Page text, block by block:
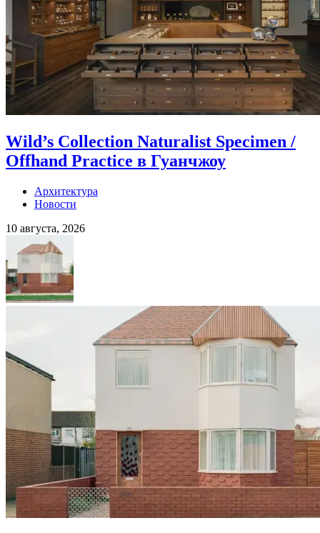
Wild’s Collection Naturalist Specimen /
Offhand Practice в Гуанчжоу
Архитектура
Новости
10 августа, 2026